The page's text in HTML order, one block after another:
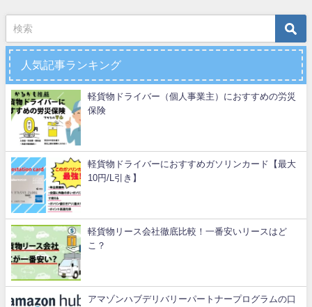
人気記事ランキング
軽貨物ドライバー（個人事業主）におすすめの労災
保険
軽貨物ドライバーにおすすめガソリンカード【最大
10円/L引き】
軽貨物リース会社徹底比較！一番安いリースはど
こ？
アマゾンハブデリバリーパートナープログラムの口